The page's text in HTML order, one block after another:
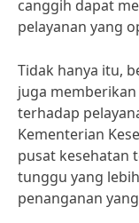
canggih dapat
pelayanan yang
Tidak hanya itu,
juga
terhadap
Kementerian
pusat kesehatan
tunggu yang
penanganan